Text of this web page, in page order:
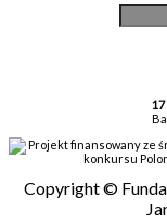
17
Projekt finansowany ze
konkursu
Copyright ©